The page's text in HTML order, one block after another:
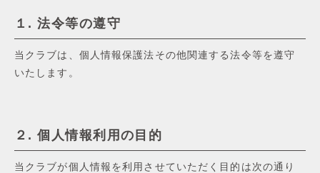
１. 法令等の遵守
当クラブは、個⼈情報保護法その他関連する法令等を遵守
いたします。
２. 個⼈情報利⽤の⽬的
当クラブが個⼈情報を利⽤させていただく⽬的は次の通り